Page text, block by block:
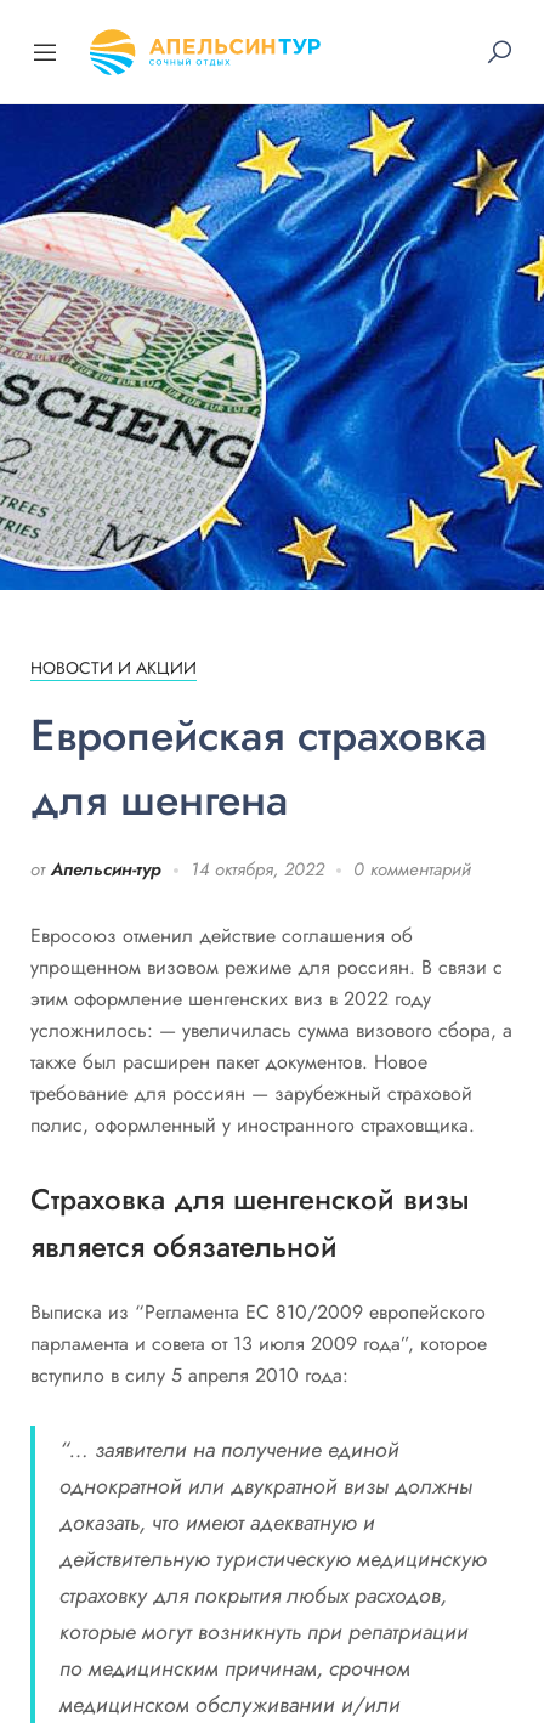
НОВОСТИ И АКЦИИ
Европейская страховка
для шенгена
от Апельсин-тур 14 октября, 2022 0 комментарий
Евросоюз отменил действие соглашения об
упрощенном визовом режиме для россиян. В связи с
этим оформление шенгенских виз в 2022 году
усложнилось: — увеличилась сумма визового сбора, а
также был расширен пакет документов. Новое
требование для россиян — зарубежный страховой
полис, оформленный у иностранного страховщика.
Страховка для шенгенской визы
является обязательной
Выписка из “Регламента ЕС 810/2009 европейского
парламента и совета от 13 июля 2009 года”, которое
вступило в силу 5 апреля 2010 года:
“… заявители на получение единой
однократной или двукратной визы должны
доказать, что имеют адекватную и
действительную туристическую медицинскую
страховку для покрытия любых расходов,
которые могут возникнуть при репатриации
по медицинским причинам, срочном
медицинском обслуживании и/или